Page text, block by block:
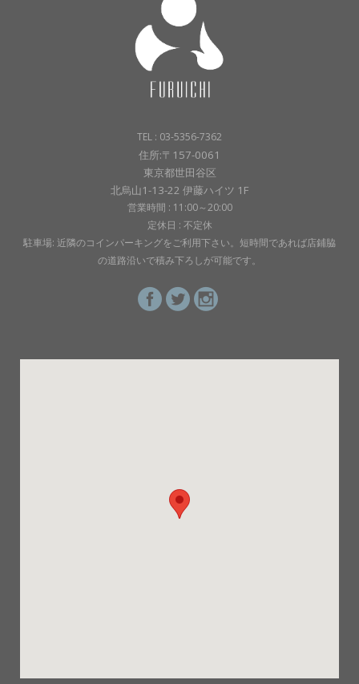
TEL : 03-5356-7362
住所:〒157-0061
東京都世田谷区
北烏山1-13-22 伊藤ハイツ 1F
営業時間 : 11:00～20:00
定休日 : 不定休
駐車場: 近隣のコインパーキングをご利用下さい。短時間であれば店鋪脇
の道路沿いで積み下ろしが可能です。